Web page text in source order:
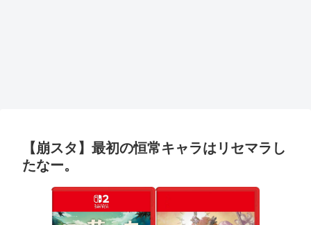
【崩スタ】最初の恒常キャラはリセマラし
たなー。